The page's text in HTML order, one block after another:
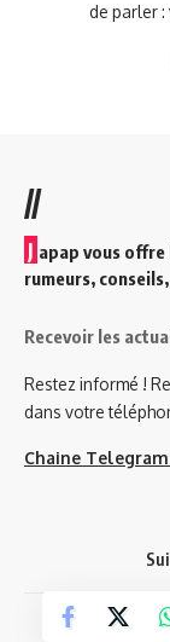
de parler :
//
J apap vous
rumeurs,
Recevoir les
Restez informé !
dans votre
Chaine Telegram
©